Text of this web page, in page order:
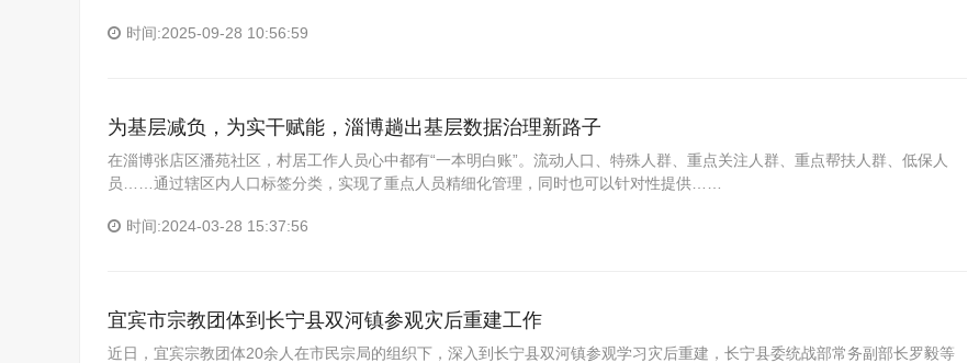
时间:2025-09-28 10:56:59
为基层减负，为实干赋能，淄博趟出基层数据治理新路子
在淄博张店区潘苑社区，村居工作人员心中都有“一本明白账”。流动人口、特殊人群、重点关注人群、重点帮扶人群、低保人
员……通过辖区内人口标签分类，实现了重点人员精细化管理，同时也可以针对性提供……
时间:2024-03-28 15:37:56
宜宾市宗教团体到长宁县双河镇参观灾后重建工作
近日，宜宾宗教团体20余人在市民宗局的组织下，深入到长宁县双河镇参观学习灾后重建，长宁县委统战部常务副部长罗毅等